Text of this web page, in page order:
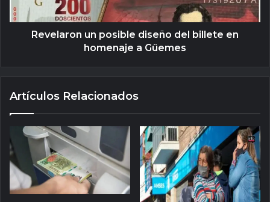
Revelaron un posible diseño del billete en
homenaje a Güemes
Artículos Relacionados